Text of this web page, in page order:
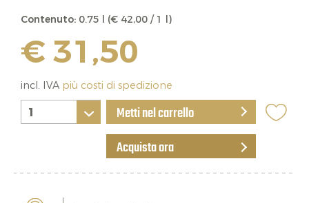
Contenuto: 0.75 l (€ 42,00 / 1 l)
€ 31,50
incl. IVA più costi di spedizione
Metti nel carrello
Acquista ora